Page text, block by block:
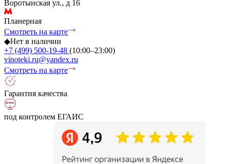
Воротынская ул., д 16
Планерная
Смотреть на карте
◆Нет в наличии
+7 (499) 500-19-48 (10:00–23:00)
vinoteki.ru@yandex.ru
Смотреть на карте
Гарантия качества
под контролем ЕГАИС